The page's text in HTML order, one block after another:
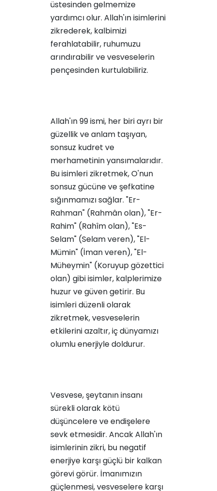
üstesinden gelmemize
yardımcı olur. Allah'ın isimlerini
zikrederek, kalbimizi
ferahlatabilir, ruhumuzu
arındırabilir ve vesveselerin
pençesinden kurtulabiliriz.
Allah'ın 99 ismi, her biri ayrı bir
güzellik ve anlam taşıyan,
sonsuz kudret ve
merhametinin yansımalarıdır.
Bu isimleri zikretmek, O'nun
sonsuz gücüne ve şefkatine
sığınmamızı sağlar. "Er-
Rahman" (Rahmân olan), "Er-
Rahim" (Rahîm olan), "Es-
Selam" (Selam veren), "El-
Mümin" (İman veren), "El-
Müheymin" (Koruyup gözettici
olan) gibi isimler, kalplerimize
huzur ve güven getirir. Bu
isimleri düzenli olarak
zikretmek, vesveselerin
etkilerini azaltır, iç dünyamızı
olumlu enerjiyle doldurur.
Vesvese, şeytanın insanı
sürekli olarak kötü
düşüncelere ve endişelere
sevk etmesidir. Ancak Allah'ın
isimlerinin zikri, bu negatif
enerjiye karşı güçlü bir kalkan
görevi görür. İmanımızın
güçlenmesi, vesveselere karşı